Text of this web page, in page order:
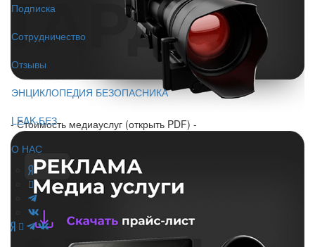
Подписка
Сотрудничество
Отзывы
ЭНЦИКЛОПЕДИЯ БЕЗОПАСНИКА
LEAK-БЕЗ
О НАС
- Стоимость медиауслуг (открыть PDF) -